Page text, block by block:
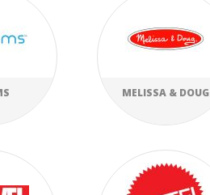
MELISSA & DOUG